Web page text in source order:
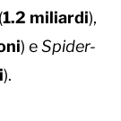
(1.2 miliardi),
) eSpider-
).